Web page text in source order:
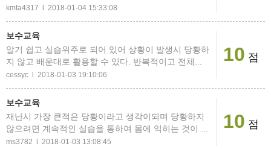
kmta4317 l 2018-01-04 15:33:08
보수교육
알기 쉽고 실습위주로 되어 있어 상황이 발생시 당황하
지 않고 배운대로 활용할 수 있다. 반복적이고 전체...
cessyc l 2018-01-03 19:10:06
10 점
보수교육
재난시 가장 큰적은 당황이라고 생각이되며 당황하지
않으려면 계속적인 실습을 통하여 몸에 익히는 것이 ...
ms3782 l 2018-01-03 13:08:45
10 점